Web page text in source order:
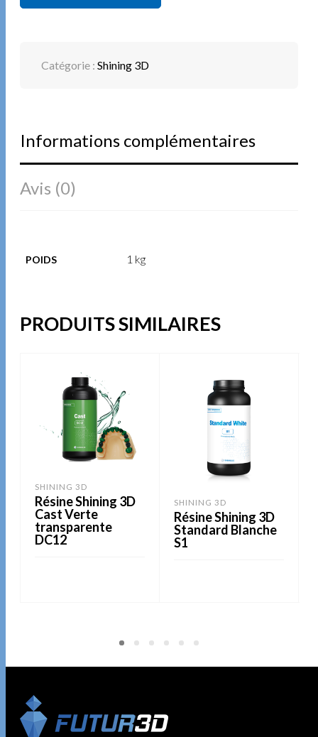
Catégorie :Shining 3D
Informations complémentaires
Avis (0)
POIDS 1 kg
PRODUITS SIMILAIRES
SHINING 3D
Résine Shining 3D
Cast Verte
transparente
DC12
SHINING 3D
Résine Shining 3D
Standard Blanche
S1